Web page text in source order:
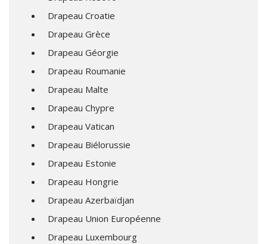
Drapeau Croatie
Drapeau Grèce
Drapeau Géorgie
Drapeau Roumanie
Drapeau Malte
Drapeau Chypre
Drapeau Vatican
Drapeau Biélorussie
Drapeau Estonie
Drapeau Hongrie
Drapeau Azerbaïdjan
Drapeau Union Européenne
Drapeau Luxembourg